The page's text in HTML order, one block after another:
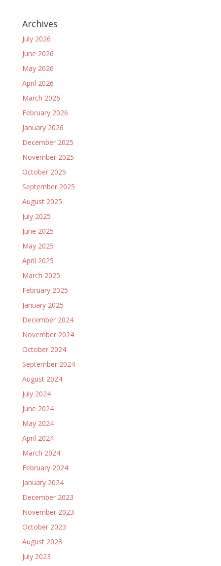
Archives
July 2026
June 2026
May 2026
April 2026
March 2026
February 2026
January 2026
December 2025
November 2025
October 2025
September 2025
August 2025
July 2025
June 2025
May 2025
April 2025
March 2025
February 2025
January 2025
December 2024
November 2024
October 2024
September 2024
August 2024
July 2024
June 2024
May 2024
April 2024
March 2024
February 2024
January 2024
December 2023
November 2023
October 2023
August 2023
July 2023